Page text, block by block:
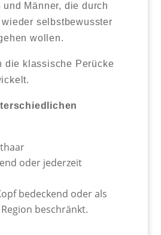
Männer, die durch
selbstbewusster
wollen.
die klassische Perücke
oder jederzeit
bedeckend oder als
beschränkt.